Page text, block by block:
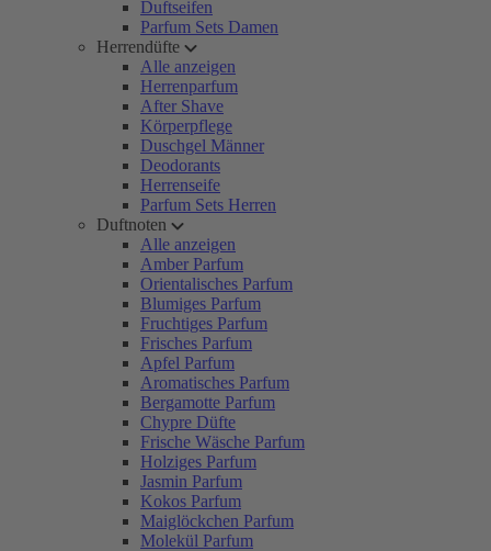
Duftseifen
Parfum Sets Damen
Herrendüfte
Alle anzeigen
Herrenparfum
After Shave
Körperpflege
Duschgel Männer
Deodorants
Herrenseife
Parfum Sets Herren
Duftnoten
Alle anzeigen
Amber Parfum
Orientalisches Parfum
Blumiges Parfum
Fruchtiges Parfum
Frisches Parfum
Apfel Parfum
Aromatisches Parfum
Bergamotte Parfum
Chypre Düfte
Frische Wäsche Parfum
Holziges Parfum
Jasmin Parfum
Kokos Parfum
Maiglöckchen Parfum
Molekül Parfum